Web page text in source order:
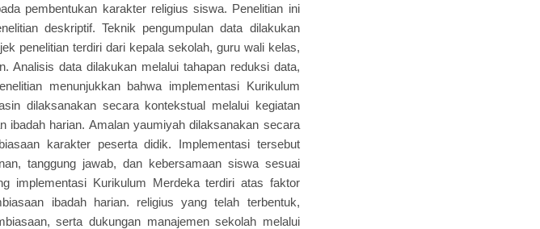
pembentukan karakter religius siswa. Penelitian ini
deskriptif. Teknik pengumpulan data dilakukan
penelitian terdiri dari kepala sekolah, guru wali kelas,
Analisis data dilakukan melalui tahapan reduksi data,
menunjukkan bahwa implementasi Kurikulum
dilaksanakan secara kontekstual melalui kegiatan
ibadah harian. Amalan yaumiyah dilaksanakan secara
karakter peserta didik. Implementasi tersebut
tanggung jawab, dan kebersamaan siswa sesuai
implementasi Kurikulum Merdeka terdiri atas faktor
ibadah harian. religius yang telah terbentuk,
serta dukungan manajemen sekolah melalui